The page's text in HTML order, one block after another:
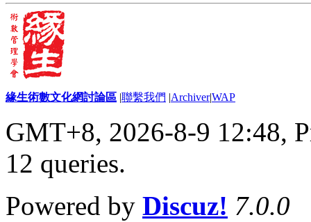
緣生術數文化網討論區 |聯繫我們 |Archiver|WAP
GMT+8, 2026-8-9 12:48,
12 queries.
Powered by Discuz! 7.0.0